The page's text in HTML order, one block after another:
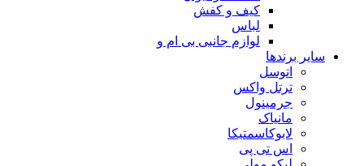
کیف و کفش
لباس
لوازم جانبی بی ام و
سایر برندها
اتوسل
ترتل واکس
جرمینول
مانیاک
لابوکاسمتیکا
اس تی پی